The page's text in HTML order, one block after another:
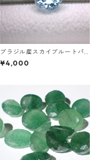
ブラジル産スカイブルートパ
ーズ フラワーカットルース 3.
4ct 9.0mm*9.0mm*6.0mm
¥4,000